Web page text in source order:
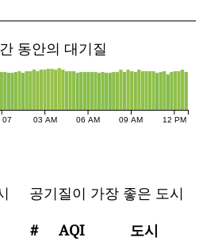
동안의 대기질
07 03 AM 06 AM 09 AM 12 PM
공기질이 가장 좋은 도시
#
AQI
도시